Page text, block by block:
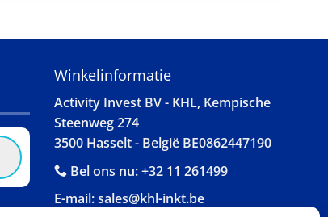
Winkelinformatie
Activity Invest BV - KHL, Kempische
Steenweg 274
3500 Hasselt - België BE0862447190
Bel ons nu:+32 11 261499
E-mail:sales@khl-inkt.be